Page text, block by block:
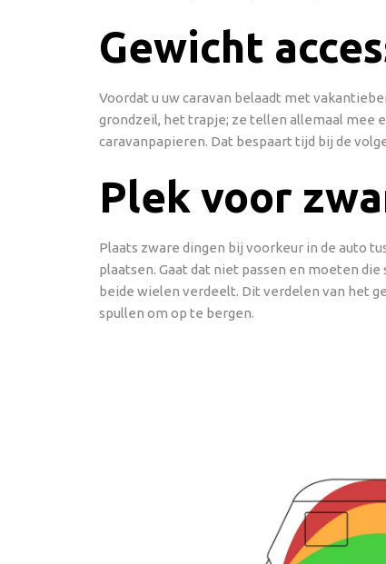
Gewicht
Voordat u uw caravan belaadt met
grondzeil, het trapje; ze tellen allemaal mee
caravanpapieren. Dat bespaart tijd bij de
Plek voor
Plaats zware dingen bij voorkeur in de auto
plaatsen. Gaat dat niet passen en moeten
beide wielen verdeelt. Dit verdelen van het
spullen om op te bergen.